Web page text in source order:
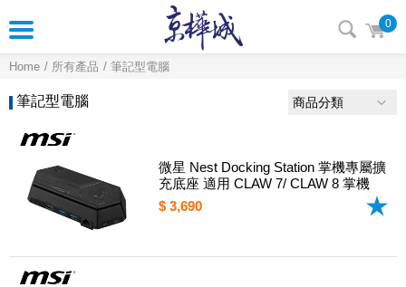
0
Home 所有產品 筆記型電腦
筆記型電腦 商品分類
微星 Nest Docking Station 掌機專屬擴
充底座 適用 CLAW 7/ CLAW 8 掌機
$ 3,690